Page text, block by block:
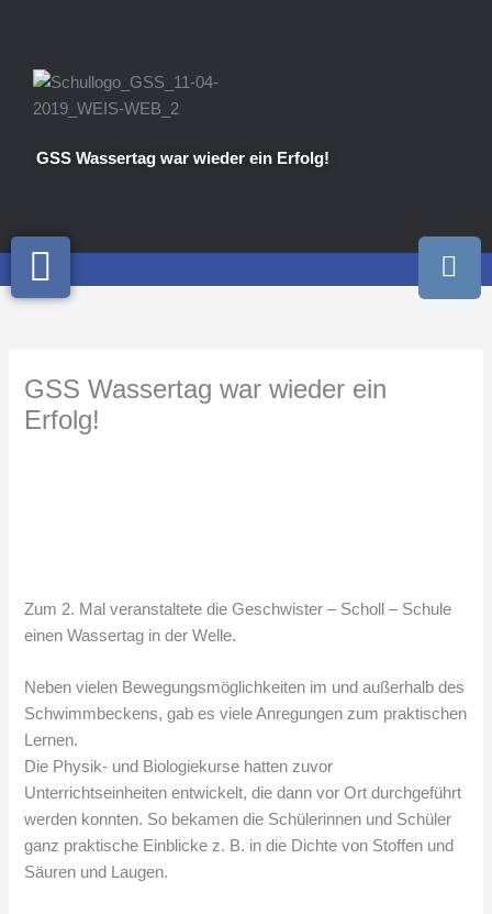
GSS Wassertag war wieder ein Erfolg!
I
n
s
GSS Wassertag war wieder ein
Erfolg!
Zum 2. Mal veranstaltete die Geschwister – Scholl – Schule
einen Wassertag in der Welle.
Neben vielen Bewegungsmöglichkeiten im und außerhalb des
Schwimmbeckens, gab es viele Anregungen zum praktischen
Lernen.
Die Physik- und Biologiekurse hatten zuvor
Unterrichtseinheiten entwickelt, die dann vor Ort durchgeführt
werden konnten. So bekamen die Schülerinnen und Schüler
ganz praktische Einblicke z. B. in die Dichte von Stoffen und
Säuren und Laugen.